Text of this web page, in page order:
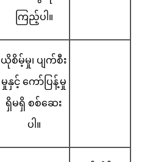
ကြည့်ပါ။
ယိုစိမ့်မှု၊ ပျက်စီး
မှုနှင့် ကော်ပြန့်မှု
ရှိမရှိ စစ်ဆေး
ပါ။